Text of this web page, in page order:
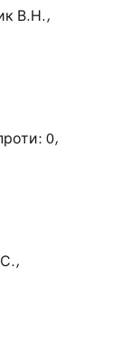
В.Н.,
0,